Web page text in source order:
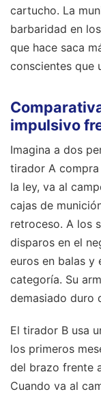
cartucho. La
barbaridad en
que hace saca
conscientes que
impulsivo
Imagina a dos
tirador A
la ley, va al
cajas de
retroceso. A los
disparos en el
euros en balas y
categoría. Su
demasiado duro
El tirador B usa
los primeros
del brazo frente
Cuando va al